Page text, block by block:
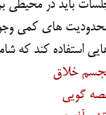
باید در محیطی
های کمی
استفاده کند که
خلاق
گویی